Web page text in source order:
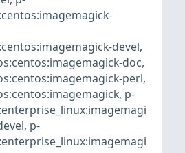
devel,
doc,
perl,
, p-
, p-